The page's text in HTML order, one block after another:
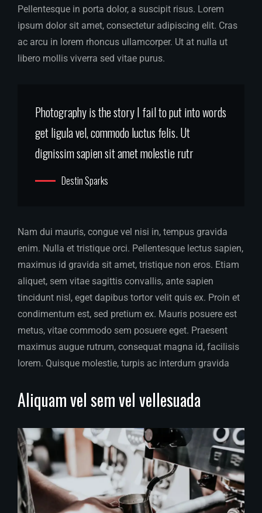
Pellentesque in porta dolor, a suscipit risus. Lorem
ipsum dolor sit amet, consectetur adipiscing elit. Cras
ac arcu in lorem rhoncus ullamcorper. Ut at nulla ut
libero mollis viverra sed vitae purus.
Photography is the story I fail to put into words
get ligula vel, commodo luctus felis. Ut
dignissim sapien sit amet molestie rutr
Destin Sparks
Nam dui mauris, congue vel nisi in, tempus gravida
enim. Nulla et tristique orci. Pellentesque lectus sapien,
maximus id gravida sit amet, tristique non eros. Etiam
aliquet, sem vitae sagittis convallis, ante sapien
tincidunt nisl, eget dapibus tortor velit quis ex. Proin et
condimentum est, sed pretium ex. Mauris posuere est
metus, vitae commodo sem posuere eget. Praesent
maximus augue rutrum, consequat magna id, facilisis
lorem. Quisque molestie, turpis ac interdum gravida
Aliquam vel sem vel vellesuada